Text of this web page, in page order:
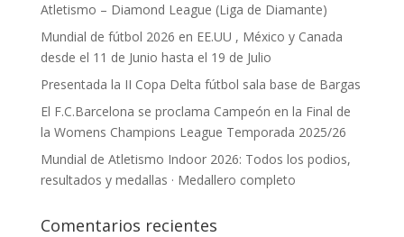
Atletismo – Diamond League (Liga de Diamante)
Mundial de fútbol 2026 en EE.UU , México y Canada
desde el 11 de Junio hasta el 19 de Julio
Presentada la II Copa Delta fútbol sala base de Bargas
El F.C.Barcelona se proclama Campeón en la Final de
la Womens Champions League Temporada 2025/26
Mundial de Atletismo Indoor 2026: Todos los podios,
resultados y medallas · Medallero completo
Comentarios recientes